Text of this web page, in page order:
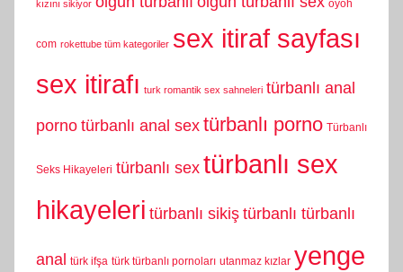
kızını sikiyor oyoh
com rokettube tüm kategoriler sex itiraf sayfası
sex itirafı turk romantik sex sahneleri türbanlı anal
porno türbanlı anal sex türbanlı porno Türbanlı
Seks Hikayeleri türbanlı sex türbanlı sex
hikayeleri türbanlı sikiş türbanlı türbanlı
anal türk ifşa türk türbanlı pornoları utanmaz kızlar yenge